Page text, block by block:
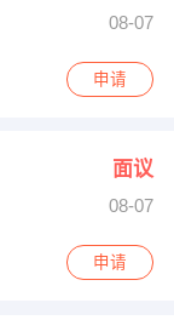
08-07
19号院凯旋1号物
申请
面议
08-07
业园
申请